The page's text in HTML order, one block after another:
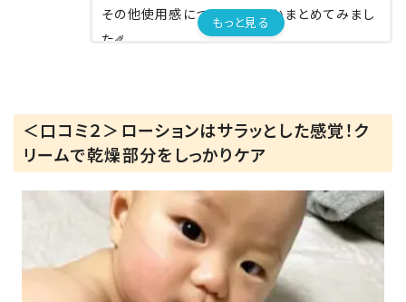
その他使用感についていくつかまとめてみまし
た✐
浸透しやすくしっかりもちっとしっとり♡
クリームは少し硬め🤔だけど、のびがいいので
手の平に取り少し温めてあげると塗りやすい
なんならもうローションとクリームを混ぜ合わ
せて塗れば時短にもなって一石二鳥🙆🏻‍♀️
もっと見る
＜口コミ２＞ローションはサラッとした感覚！ク
リームで乾燥部分をしっかりケア